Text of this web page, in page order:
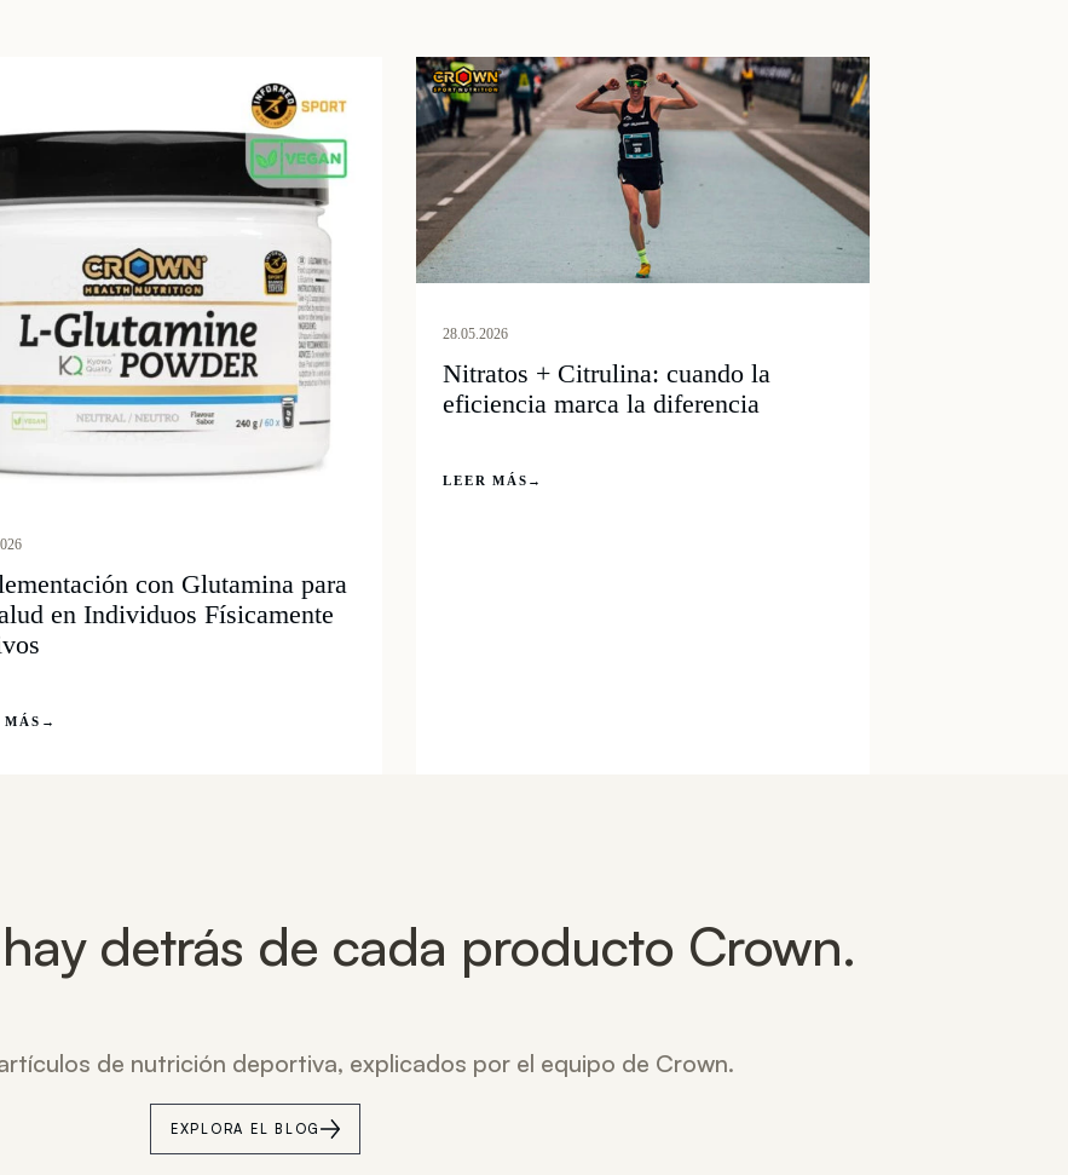
con Glutamina para
en Individuos Físicamente
MÁS →
28.05.2026
Nitratos + Citrulina: cuando la
eficiencia marca la diferencia
LEER MÁS →
detrás de cada producto Crown.
de nutrición deportiva, explicados por el equipo de Crown.
EXPLORA EL BLOG